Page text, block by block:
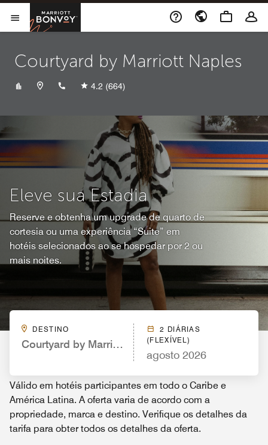
Skip to Content
Abrir menu
Marriott Bonvoy
Courtyard by Marriott Naples
+12394348700
4.2 (664)
Eleve sua Estadia
Reserve e obtenha um upgrade de quarto de
cortesia ou uma experiência “Suite” em
hotéis selecionados ao se hospedar por 2 ou
mais noites.
DESTINO
Courtyard by Marriott Naples
2 DIÁRIAS
(FLEXÍVEL)
agosto 2026
Válido em hotéis participantes em todo o Caribe e
América Latina. A oferta varia de acordo com a
propriedade, marca e destino. Verifique os detalhes da
tarifa para obter todos os detalhes da oferta.